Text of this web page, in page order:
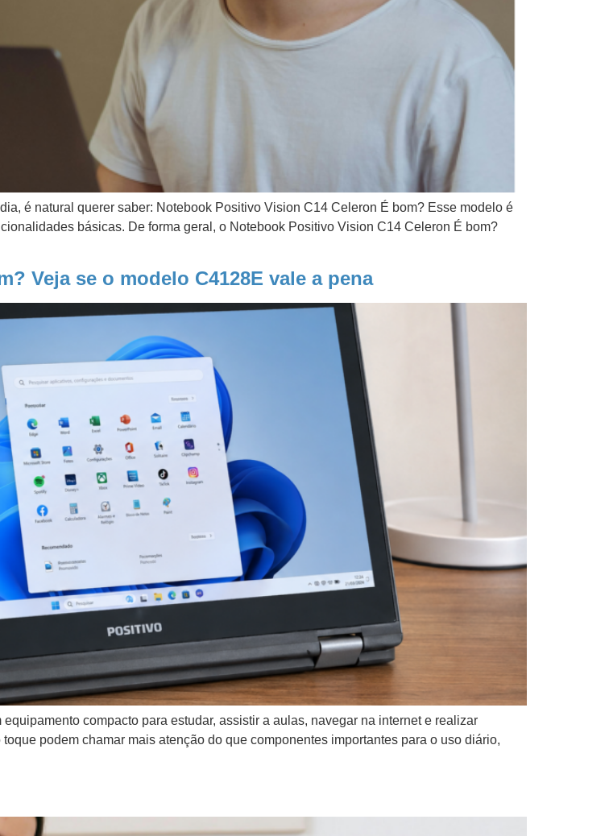
é natural querer saber: Notebook Positivo Vision C14 Celeron É bom? Esse modelo é
básicas. De forma geral, o Notebook Positivo Vision C14 Celeron É bom?
Veja se o modelo C4128E vale a pena
compacto para estudar, assistir a aulas, navegar na internet e realizar
podem chamar mais atenção do que componentes importantes para o uso diário,